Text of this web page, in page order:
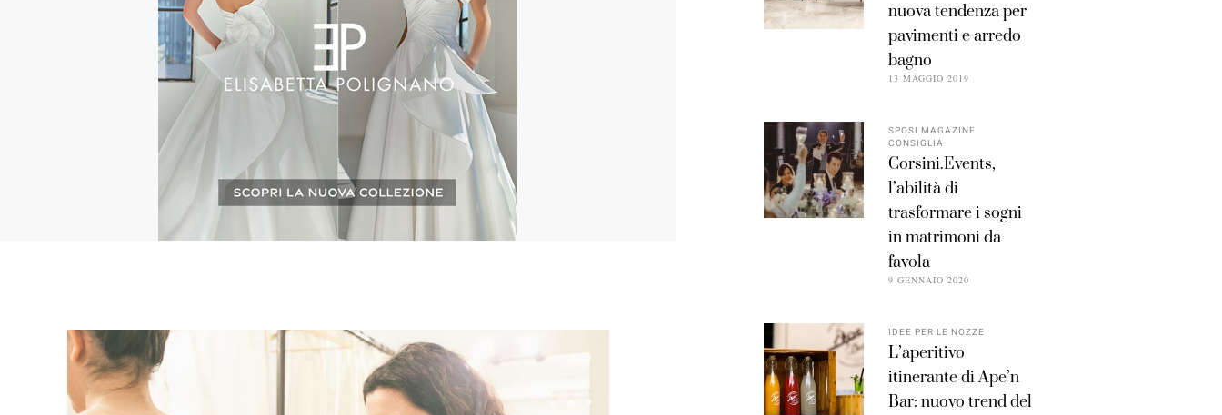
nuova tendenza per
pavimenti e arredo
bagno
13 MAGGIO 2019
SPOSI MAGAZINE
CONSIGLIA
Corsini.Events,
l’abilità di
trasformare i sogni
in matrimoni da
favola
9 GENNAIO 2020
IDEE PER LE NOZZE
L’aperitivo
itinerante di Ape’n
Bar: nuovo trend del